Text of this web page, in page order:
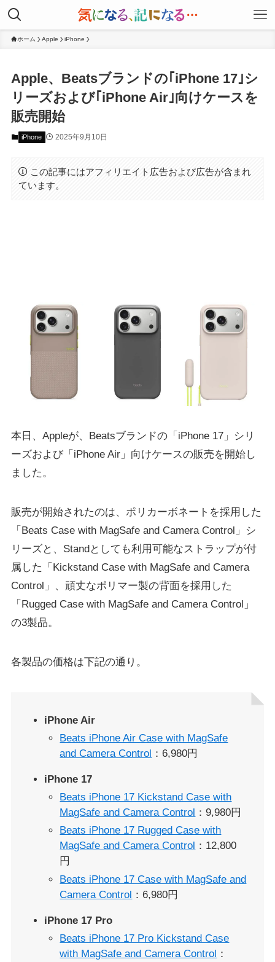
ホーム Apple iPhone
Apple、Beatsブランドの｢iPhone 17｣シ
リーズおよび｢iPhone Air｣向けケースを
販売開始
iPhone 2025年9月10日
この記事にはアフィリエイト広告および広告が含まれ
ています。
本日、Appleが、Beatsブランドの「iPhone 17」シリ
ーズおよび「iPhone Air」向けケースの販売を開始し
ました。
販売が開始されたのは、ポリカーボネートを採用した
「Beats Case with MagSafe and Camera Control」シ
リーズと、Standとしても利用可能なストラップが付
属した「Kickstand Case with MagSafe and Camera
Control」、頑丈なポリマー製の背面を採用した
「Rugged Case with MagSafe and Camera Control」
の3製品。
各製品の価格は下記の通り。
iPhone Air
Beats iPhone Air Case with MagSafe
and Camera Control ：6,980円
iPhone 17
Beats iPhone 17 Kickstand Case with
MagSafe and Camera Control ：9,980円
Beats iPhone 17 Rugged Case with
MagSafe and Camera Control ：12,800
円
Beats iPhone 17 Case with MagSafe and
Camera Control ：6,980円
iPhone 17 Pro
Beats iPhone 17 Pro Kickstand Case
with MagSafe and Camera Control ：